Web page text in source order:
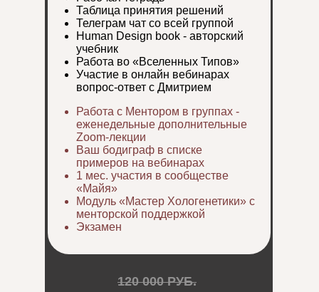
Таблица принятия решений
Телеграм чат со всей группой
Human Design book - авторский
учебник
Работа во «Вселенных Типов»
Участие в онлайн вебинарах
вопрос-ответ с Дмитрием
120 000 РУБ.
Работа с Ментором в группах -
еженедельные дополнительные
Zoom-лекции
Ваш бодиграф в списке
примеров на вебинарах
1 мес. участия в сообществе
«Майя»
Модуль «Мастер Хологенетики» с
менторской поддержкой
Экзамен